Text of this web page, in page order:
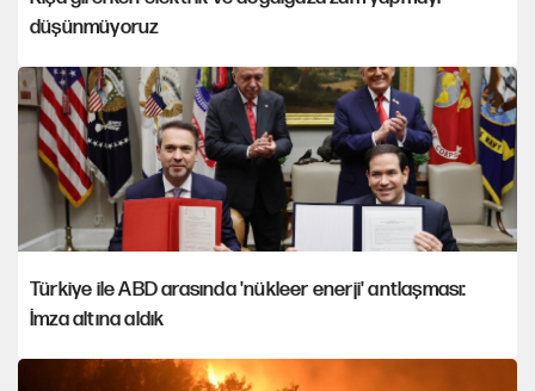
düşünmüyoruz
Türkiye ile ABD arasında 'nükleer enerji' antlaşması:
İmza altına aldık